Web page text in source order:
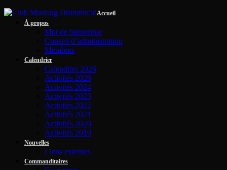
Accueil
À propos
Mot de bienvenue
Conseil d’administration
Membres
Calendrier
Calendrier 2026
Activités 2026
Activités 2024
Activités 2023
Activités 2022
Activités 2021
Activités 2020
Activités 2019
Nouvelles
Liens externes
Commanditaires